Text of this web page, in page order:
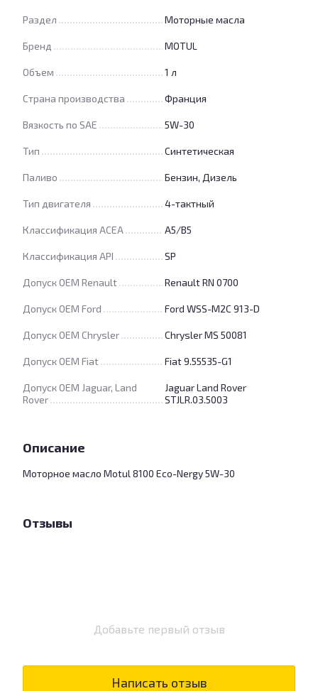
Раздел Моторные масла
Бренд MOTUL
Объем 1 л
Страна производства Франция
Вязкость по SAE 5W-30
Тип Синтетическая
Паливо Бензин, Дизель
Тип двигателя 4-тактный
Классификация ACEA A5/B5
Классификация API SP
Допуск OEM Renault Renault RN 0700
Допуск OEM Ford Ford WSS-M2C 913-D
Допуск OEM Chrysler Chrysler MS 50081
Допуск OEM Fiat Fiat 9.55535-G1
Допуск OEM Jaguar, Land
Rover
Jaguar Land Rover
STJLR.03.5003
Описание
Моторное масло Motul 8100 Eco-Nergy 5W-30
Отзывы
Добавьте первый отзыв
Написать отзыв